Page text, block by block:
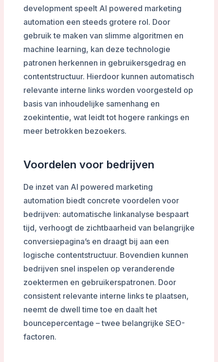
development speelt AI powered marketing
automation een steeds grotere rol. Door
gebruik te maken van slimme algoritmen en
machine learning, kan deze technologie
patronen herkennen in gebruikersgedrag en
contentstructuur. Hierdoor kunnen automatisch
relevante interne links worden voorgesteld op
basis van inhoudelijke samenhang en
zoekintentie, wat leidt tot hogere rankings en
meer betrokken bezoekers.
Voordelen voor bedrijven
De inzet van AI powered marketing
automation biedt concrete voordelen voor
bedrijven: automatische linkanalyse bespaart
tijd, verhoogt de zichtbaarheid van belangrijke
conversiepagina’s en draagt bij aan een
logische contentstructuur. Bovendien kunnen
bedrijven snel inspelen op veranderende
zoektermen en gebruikerspatronen. Door
consistent relevante interne links te plaatsen,
neemt de dwell time toe en daalt het
bouncepercentage – twee belangrijke SEO-
factoren.